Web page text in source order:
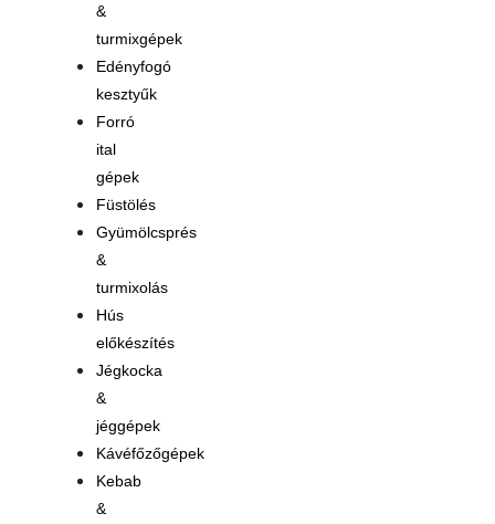
&
turmixgépek
Edényfogó
kesztyűk
Forró
ital
gépek
Füstölés
Gyümölcsprés
&
turmixolás
Hús
előkészítés
Jégkocka
&
jéggépek
Kávéfőzőgépek
Kebab
&